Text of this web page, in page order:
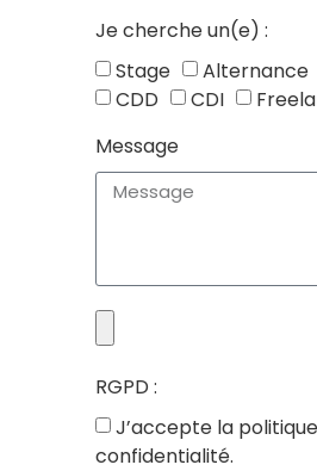
Je cherche un(e) :
Stage
Alternance
CDD
CDI
Message
RGPD :
J’accepte la
confidentialité.